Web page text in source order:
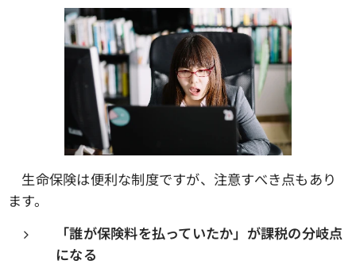
生命保険は便利な制度ですが、注意すべき点もあり
ます。
「誰が保険料を払っていたか」が課税の分岐点
になる